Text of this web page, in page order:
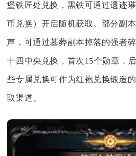
堡铁匠处兑换，黑铁可通过遗迹
币兑换）开启随机获取。部分副
声，可通过墓葬副本掉落的强者
十四中央兑换，首次15个勋章，
些专属兑换可作为红袍兑换锻造
取渠道。